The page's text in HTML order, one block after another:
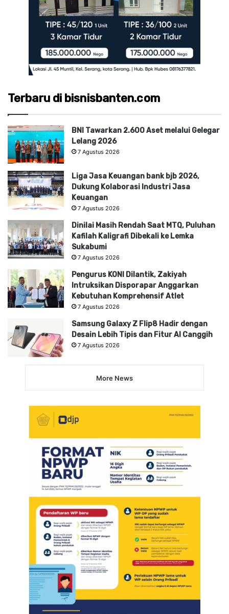
Terbaru di bisnisbanten.com
BNI Tawarkan 2.600 Aset melalui Gelegar
Lelang 2026
7 Agustus 2026
Liga Jasa Keuangan bank bjb 2026,
Dukung Kolaborasi Industri Jasa
Keuangan
7 Agustus 2026
Dinilai Masih Rendah Saat MTQ, Puluhan
Kafilah Kaligrafi Dibekali ke Lemka
Sukabumi
7 Agustus 2026
Pengurus KONI Dilantik, Zakiyah
Intruksikan Disporapar Anggarkan
Kebutuhan Komprehensif Atlet
7 Agustus 2026
Samsung Galaxy Z Flip8 Hadir dengan
Desain Lebih Tipis dan Fitur AI Canggih
7 Agustus 2026
More News